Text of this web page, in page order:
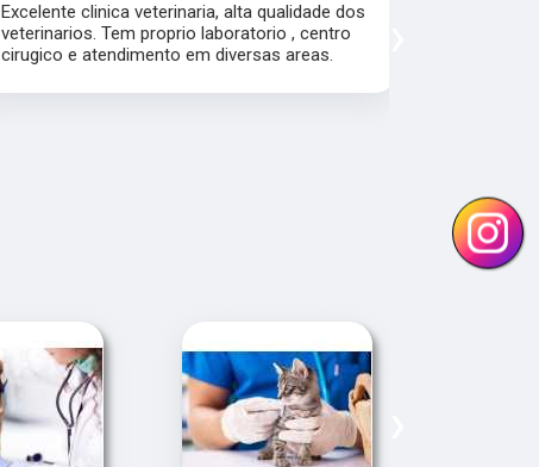
Excelente clinica veterinaria, alta qualidade dos
veterinarios. Tem proprio laboratorio , centro
cirugico e atendimento em diversas areas.